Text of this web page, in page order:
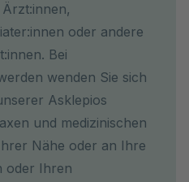
oder andere
Bei
wenden Sie sich
Asklepios
und medizinischen
Nähe oder an Ihre
oder Ihren